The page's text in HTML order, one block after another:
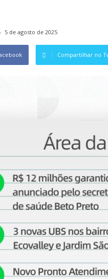
- 5 de agosto de 2025
Compartilhar no